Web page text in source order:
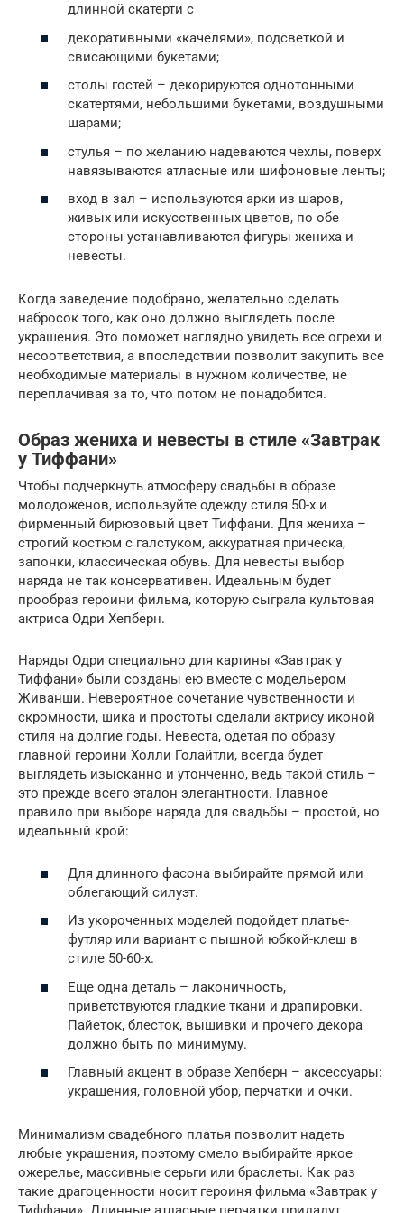
длинной скатерти с
декоративными «качелями», подсветкой и
свисающими букетами;
столы гостей – декорируются однотонными
скатертями, небольшими букетами, воздушными
шарами;
стулья – по желанию надеваются чехлы, поверх
навязываются атласные или шифоновые ленты;
вход в зал – используются арки из шаров,
живых или искусственных цветов, по обе
стороны устанавливаются фигуры жениха и
невесты.
Когда заведение подобрано, желательно сделать
набросок того, как оно должно выглядеть после
украшения. Это поможет наглядно увидеть все огрехи и
несоответствия, а впоследствии позволит закупить все
необходимые материалы в нужном количестве, не
переплачивая за то, что потом не понадобится.
Образ жениха и невесты в стиле «Завтрак
у Тиффани»
Чтобы подчеркнуть атмосферу свадьбы в образе
молодоженов, используйте одежду стиля 50-х и
фирменный бирюзовый цвет Тиффани. Для жениха –
строгий костюм с галстуком, аккуратная прическа,
запонки, классическая обувь. Для невесты выбор
наряда не так консервативен. Идеальным будет
прообраз героини фильма, которую сыграла культовая
актриса Одри Хепберн.
Наряды Одри специально для картины «Завтрак у
Тиффани» были созданы ею вместе с модельером
Живанши. Невероятное сочетание чувственности и
скромности, шика и простоты сделали актрису иконой
стиля на долгие годы. Невеста, одетая по образу
главной героини Холли Голайтли, всегда будет
выглядеть изысканно и утонченно, ведь такой стиль –
это прежде всего эталон элегантности. Главное
правило при выборе наряда для свадьбы – простой, но
идеальный крой:
Для длинного фасона выбирайте прямой или
облегающий силуэт.
Из укороченных моделей подойдет платье-
футляр или вариант с пышной юбкой-клеш в
стиле 50-60-х.
Еще одна деталь – лаконичность,
приветствуются гладкие ткани и драпировки.
Пайеток, блесток, вышивки и прочего декора
должно быть по минимуму.
Главный акцент в образе Хепберн – аксессуары:
украшения, головной убор, перчатки и очки.
Минимализм свадебного платья позволит надеть
любые украшения, поэтому смело выбирайте яркое
ожерелье, массивные серьги или браслеты. Как раз
такие драгоценности носит героиня фильма «Завтрак у